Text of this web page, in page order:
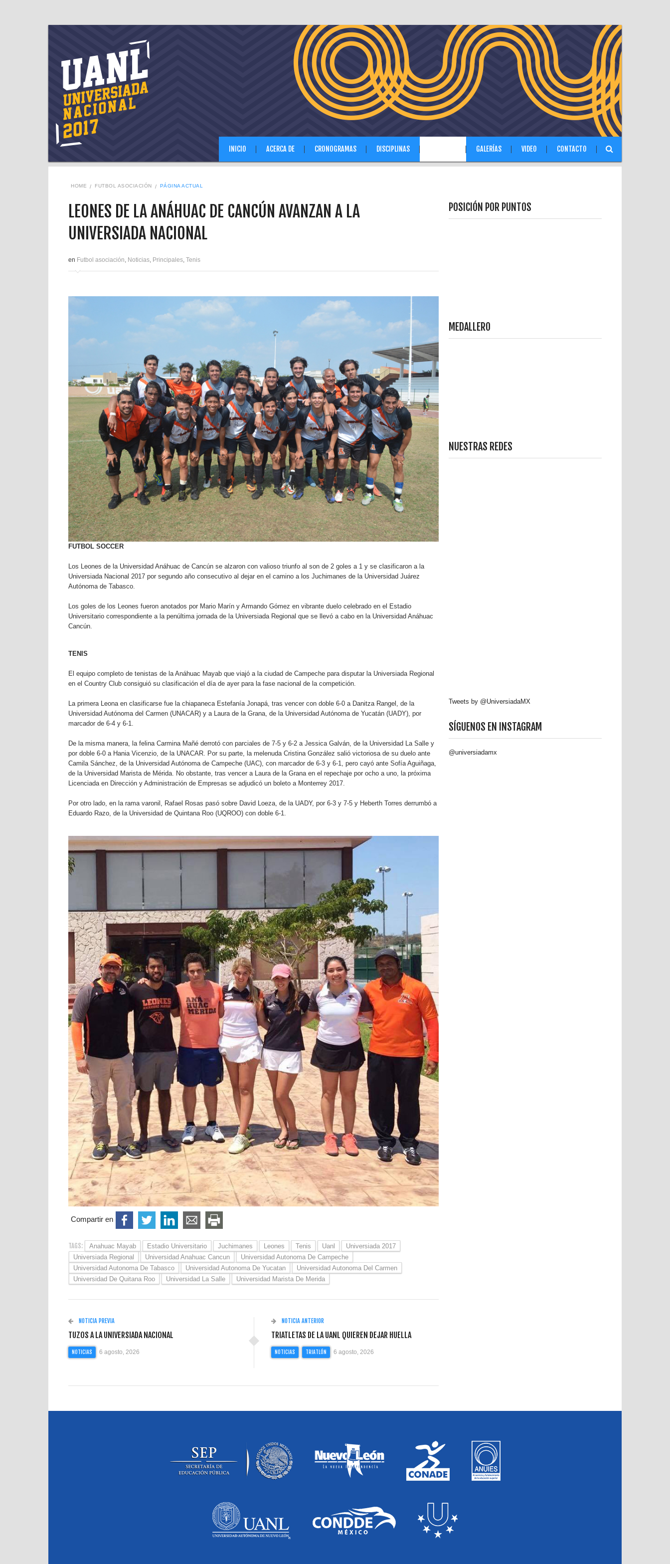
INICIO ACERCA DE CRONOGRAMAS DISCIPLINAS GALERÍAS VIDEO CONTACTO
HOME FUTBOL ASOCIACIÓN PÁGINA ACTUAL
LEONES DE LA ANÁHUAC DE CANCÚN AVANZAN A LA
UNIVERSIADA NACIONAL
en Futbol asociación, Noticias, Principales, Tenis
FUTBOL SOCCER
Los Leones de la Universidad Anáhuac de Cancún se alzaron con valioso triunfo al son de 2 goles a 1 y se clasificaron a la
Universiada Nacional 2017 por segundo año consecutivo al dejar en el camino a los Juchimanes de la Universidad Juárez
Autónoma de Tabasco.
Los goles de los Leones fueron anotados por Mario Marín y Armando Gómez en vibrante duelo celebrado en el Estadio
Universitario correspondiente a la penúltima jornada de la Universiada Regional que se llevó a cabo en la Universidad Anáhuac
Cancún.
TENIS
El equipo completo de tenistas de la Anáhuac Mayab que viajó a la ciudad de Campeche para disputar la Universiada Regional
en el Country Club consiguió su clasificación el día de ayer para la fase nacional de la competición.
La primera Leona en clasificarse fue la chiapaneca Estefanía Jonapá, tras vencer con doble 6-0 a Danitza Rangel, de la
Universidad Autónoma del Carmen (UNACAR) y a Laura de la Grana, de la Universidad Autónoma de Yucatán (UADY), por
marcador de 6-4 y 6-1.
De la misma manera, la felina Carmina Mañé derrotó con parciales de 7-5 y 6-2 a Jessica Galván, de la Universidad La Salle y
por doble 6-0 a Hania Vicenzio, de la UNACAR. Por su parte, la melenuda Cristina González salió victoriosa de su duelo ante
Camila Sánchez, de la Universidad Autónoma de Campeche (UAC), con marcador de 6-3 y 6-1, pero cayó ante Sofía Aguiñaga,
de la Universidad Marista de Mérida. No obstante, tras vencer a Laura de la Grana en el repechaje por ocho a uno, la próxima
Licenciada en Dirección y Administración de Empresas se adjudicó un boleto a Monterrey 2017.
Por otro lado, en la rama varonil, Rafael Rosas pasó sobre David Loeza, de la UADY, por 6-3 y 7-5 y Heberth Torres derrumbó a
Eduardo Razo, de la Universidad de Quintana Roo (UQROO) con doble 6-1.
Compartir en
TAGS: Anahuac Mayab Estadio Universitario Juchimanes Leones Tenis Uanl
Universiada 2017
Universiada Regional
Universidad Anahuac Cancun
Universidad Autonoma De Campeche
Universidad Autonoma De Tabasco
Universidad Autonoma De Yucatan
Universidad Autonoma Del Carmen
Universidad De Quitana Roo
Universidad La Salle Universidad Marista De Merida
NOTICIA PREVIA
TUZOS A LA UNIVERSIADA NACIONAL
NOTICIAS 6 agosto, 2026
NOTICIA ANTERIOR
TRIATLETAS DE LA UANL QUIEREN DEJAR HUELLA
NOTICIAS TRIATLÓN 6 agosto, 2026
POSICIÓN POR PUNTOS
MEDALLERO
NUESTRAS REDES
Tweets by @UniversiadaMX
SÍGUENOS EN INSTAGRAM
@universiadamx